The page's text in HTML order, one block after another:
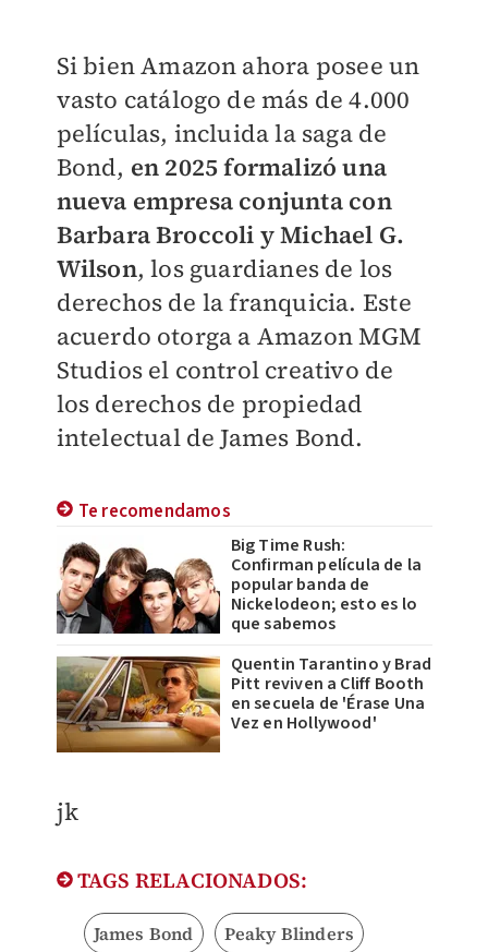
Si bien Amazon ahora posee un
vasto catálogo de más de 4.000
películas, incluida la saga de
Bond, en 2025 formalizó una
nueva empresa conjunta con
Barbara Broccoli y Michael G.
Wilson, los guardianes de los
derechos de la franquicia. Este
acuerdo otorga a Amazon MGM
Studios el control creativo de
los derechos de propiedad
intelectual de James Bond.
Te recomendamos
Big Time Rush:
Confirman película de la
popular banda de
Nickelodeon; esto es lo
que sabemos
Quentin Tarantino y Brad
Pitt reviven a Cliff Booth
en secuela de 'Érase Una
Vez en Hollywood'
jk
TAGS RELACIONADOS:
James Bond Peaky Blinders